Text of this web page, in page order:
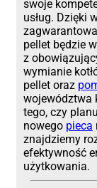
swoje
usług. Dzięki
pellet będzie
z
wymianie
pellet oraz
województwa
tego, czy
nowego pieca
znajdziemy
efektywność
użytkowania.